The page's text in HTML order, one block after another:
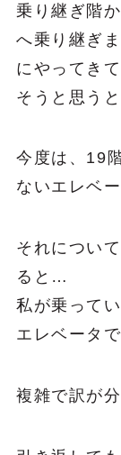
乗り継ぎ階
へ乗り継ぎ
にやってき
そうと思う
今度は、19
ないエレベ
それについ
ると…
私が乗って
エレベータで
複雑で訳が